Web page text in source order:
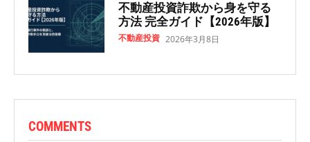
不動産投資詐欺から身を守る
方法 完全ガイド【2026年版】
不動産投資 2026年3月8日
COMMENTS